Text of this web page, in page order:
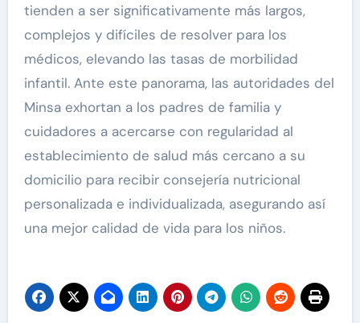
tienden a ser significativamente más largos,
complejos y difíciles de resolver para los
médicos, elevando las tasas de morbilidad
infantil. Ante este panorama, las autoridades del
Minsa exhortan a los padres de familia y
cuidadores a acercarse con regularidad al
establecimiento de salud más cercano a su
domicilio para recibir consejería nutricional
personalizada e individualizada, asegurando así
una mejor calidad de vida para los niños.